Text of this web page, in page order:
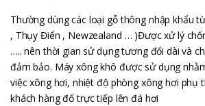
Thường dùng các loại gỗ thông nhập khẩu
, Thụy Điển , Newzealand … )Được xử lý
….. nên thời gian sử dụng tương đối dài và
đảm bảo. Máy xông khô được sử dụng
việc xông hơi, nhiệt độ phòng xông hơi phụ
khách hàng đổ trực tiếp lên đá hơi